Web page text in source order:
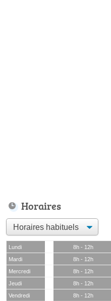
Horaires
Lundi 8h - 12h
Mardi
8h - 12h
Mercredi
8h - 12h
Jeudi
8h - 12h
Vendredi
8h - 12h